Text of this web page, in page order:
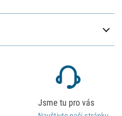
Jsme tu pro vás